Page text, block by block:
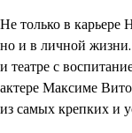
Не только в карьере
но и в личной
и театре с
актере Максиме
из самых крепких и